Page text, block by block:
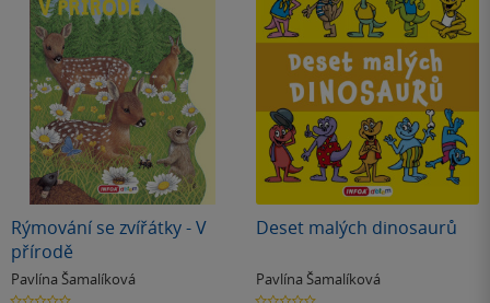
Rýmování se zvířátky - V
přírodě
Pavlína Šamalíková
0.0
Deset malých dinosaurů
Pavlína Šamalíková
0.0